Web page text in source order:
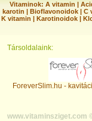
Vitaminok: A vitamin |
karotin | Bioflavonoidok | C
K vitamin | Karotinoidok |
Társoldalaink:
ForeverSlim.hu -
www.vitaminsziget.com